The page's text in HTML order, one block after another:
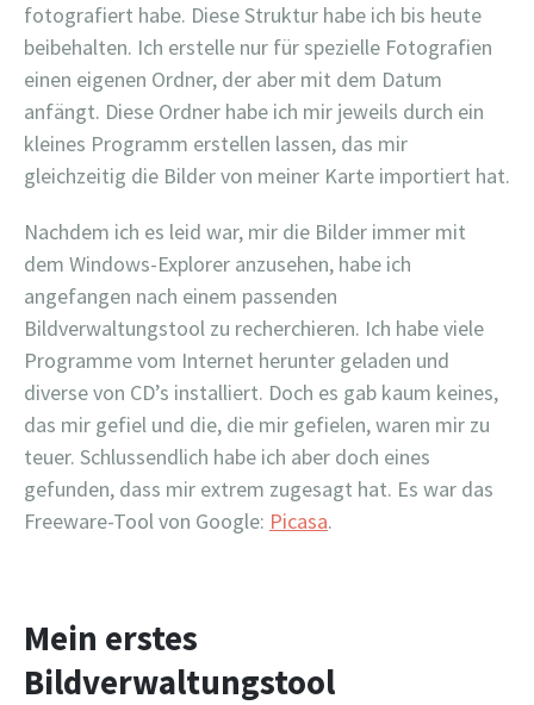
fotografiert habe. Diese Struktur habe ich bis heute
beibehalten. Ich erstelle nur für spezielle Fotografien
einen eigenen Ordner, der aber mit dem Datum
anfängt. Diese Ordner habe ich mir jeweils durch ein
kleines Programm erstellen lassen, das mir
gleichzeitig die Bilder von meiner Karte importiert hat.
Nachdem ich es leid war, mir die Bilder immer mit
dem Windows-Explorer anzusehen, habe ich
angefangen nach einem passenden
Bildverwaltungstool zu recherchieren. Ich habe viele
Programme vom Internet herunter geladen und
diverse von CD’s installiert. Doch es gab kaum keines,
das mir gefiel und die, die mir gefielen, waren mir zu
teuer. Schlussendlich habe ich aber doch eines
gefunden, dass mir extrem zugesagt hat. Es war das
Freeware-Tool von Google: Picasa.
Mein erstes
Bildverwaltungstool